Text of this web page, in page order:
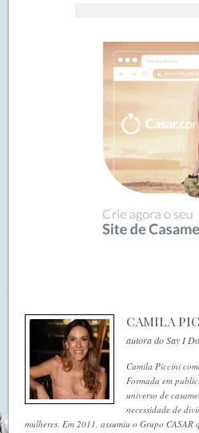
CAMILA
autora do Say I Do
Camila Piccini
Formada em
universo de
necessidade de
mulheres. Em 2011, assumiu o Grupo CASAR